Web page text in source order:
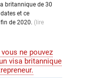
britannique de 30
et ce
de 2020. (lire
ne pouvez
visa britannique